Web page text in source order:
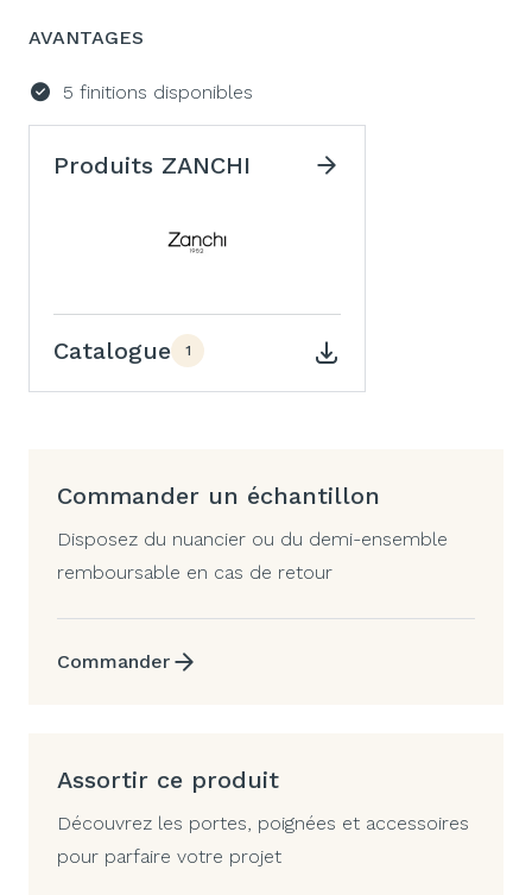
AVANTAGES
5 finitions disponibles
Produits ZANCHI
Catalogue 1
Commander un échantillon
Disposez du nuancier ou du demi-ensemble
remboursable en cas de retour
Commander
Assortir ce produit
Découvrez les portes, poignées et accessoires
pour parfaire votre projet